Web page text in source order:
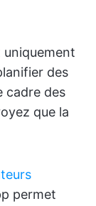
uniquement
des
cadre des
que la
permet